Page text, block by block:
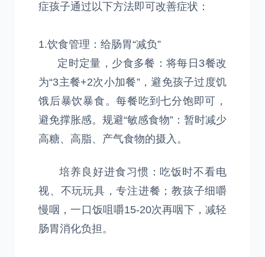
症孩子通过以下方法即可改善症状：
1.饮食管理：给肠胃“减负”
定时定量，少食多餐：将每日3餐改
为“3主餐+2次小加餐”，避免孩子过度饥
饿后暴饮暴食。每餐吃到七分饱即可，
避免撑胀感。规避“敏感食物”：暂时减少
高糖、高脂、产气食物的摄入。
培养良好进食习惯：吃饭时不看电
视、不玩玩具，专注进餐；教孩子细嚼
慢咽，一口饭咀嚼15-20次再咽下，减轻
肠胃消化负担。